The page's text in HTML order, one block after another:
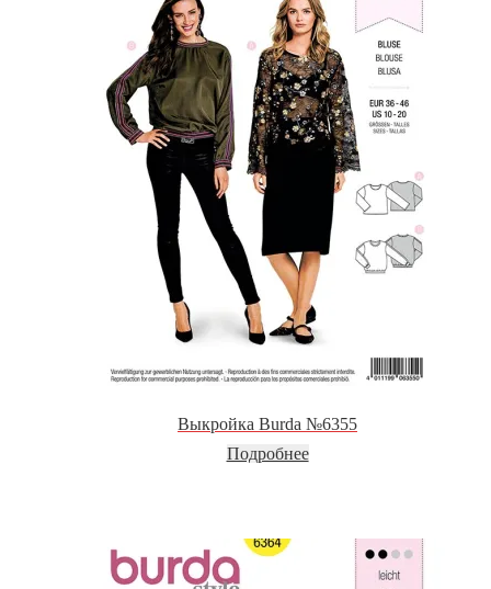
Выкройка Burda №6355
Подробнее